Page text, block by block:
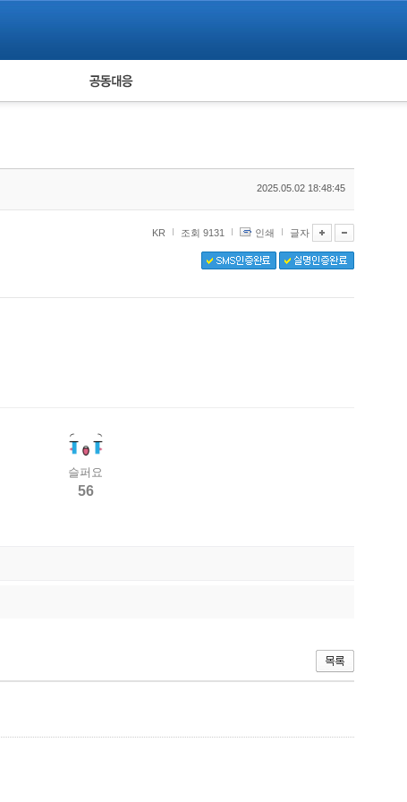
피해자 공동대응
2025.05.02 18:48:45
KR 조회 9131 인쇄 글자
슬퍼요
56